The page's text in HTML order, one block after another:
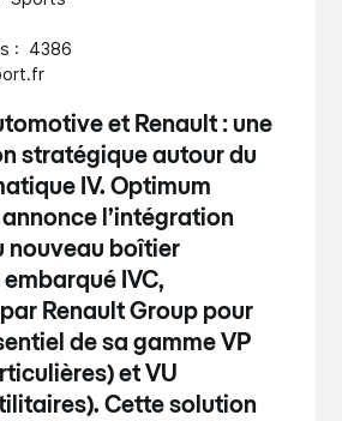
: 4386
et Renault : une
stratégique autour du
IV. Optimum
l’intégration
nouveau boîtier
IVC,
Renault Group pour
de sa gamme VP
et VU
Cette solution